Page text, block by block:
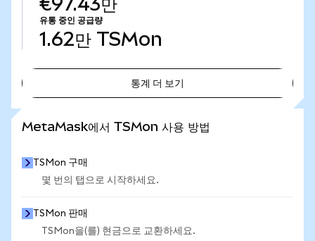
유통 중인 공급량
1.62만 TSMon
통계 더 보기
MetaMask에서 TSMon 사용 방법
TSMon 구매
몇 번의 탭으로 시작하세요.
TSMon 판매
TSMon을(를) 현금으로 교환하세요.